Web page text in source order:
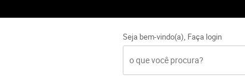
Seja bem-vindo(a), Faça login